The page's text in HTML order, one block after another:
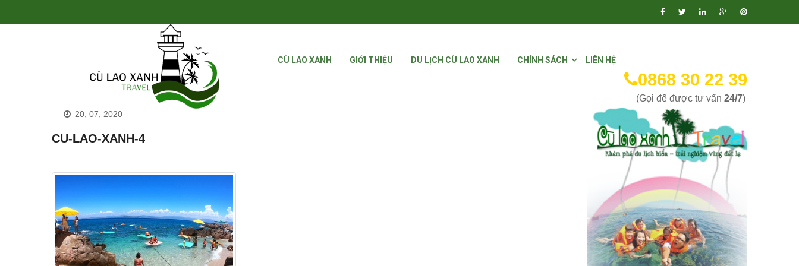
CÙ LAO XANH GIỚI THIỆU DU LỊCH CÙ LAO XANH CHÍNH SÁCH LIÊN HỆ
0868 30 22 39
(Gọi để được tư vấn 24/7)
20, 07, 2020
CU-LAO-XANH-4